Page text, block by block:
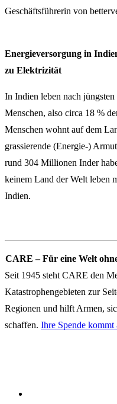
Geschäftsführerin von
Energieversorgung in
zu Elektrizität
In Indien leben nach
Menschen, also circa 18 %
Menschen wohnt auf dem
grassierende (Energie-)
rund 304 Millionen Inder
keinem Land der Welt leben
Indien.
CARE – Für eine Welt
Seit 1945 steht CARE den
Katastrophengebieten zur
Regionen und hilft Armen,
schaffen. Ihre Spende kommt